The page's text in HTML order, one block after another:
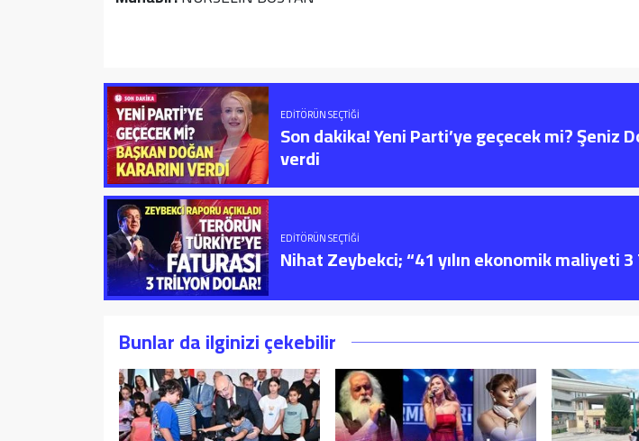
EDITÖRÜN SEÇTIĞI
Son dakika! Yeni Parti’ye geçecek mi? Şeniz
verdi
EDITÖRÜN SEÇTIĞI
Nihat Zeybekci; “41 yılın ekonomik maliyeti
Bunlar da ilginizi çekebilir